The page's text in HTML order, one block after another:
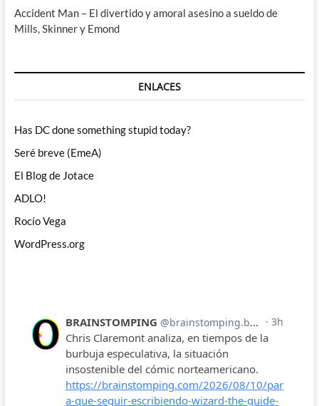
Accident Man – El divertido y amoral asesino a sueldo de
Mills, Skinner y Emond
ENLACES
Has DC done something stupid today?
Seré breve (EmeA)
El Blog de Jotace
ADLO!
Rocío Vega
WordPress.org